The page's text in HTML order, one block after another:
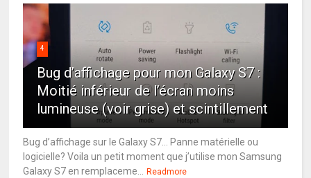
4
Bug d’affichage pour mon Galaxy S7 :
Moitié inférieur de l’écran moins
lumineuse (voir grise) et scintillement
Bug d’affichage sur le Galaxy S7… Panne matérielle ou
logicielle? Voila un petit moment que j’utilise mon Samsung
Galaxy S7 en remplaceme...
Readmore